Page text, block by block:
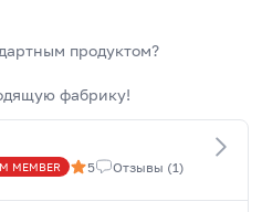
продуктом?
фабрику!
MEMBER 5 Отзывы (1)